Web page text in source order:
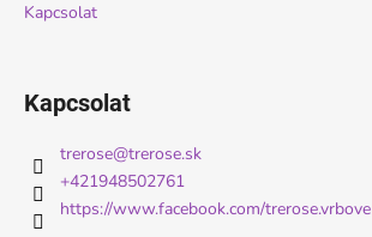
Kapcsolat
Kapcsolat
trerose@trerose.sk
+421948502761
https://www.facebook.com/trerose.vrbove